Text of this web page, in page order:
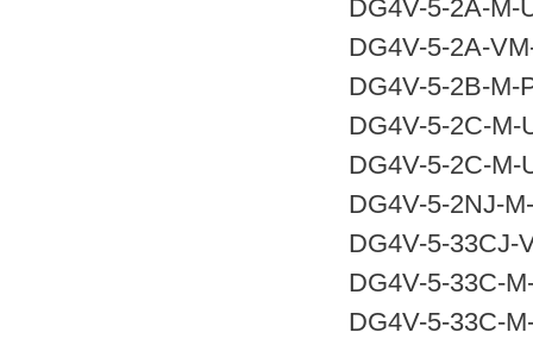
DG4V-5-2A-M-
DG4V-5-2A-
DG4V-5-2B-M-
DG4V-5-2C-M-
DG4V-5-2C-M-
DG4V-5-2NJ-
DG4V-5-33CJ-
DG4V-5-33C-
DG4V-5-33C-